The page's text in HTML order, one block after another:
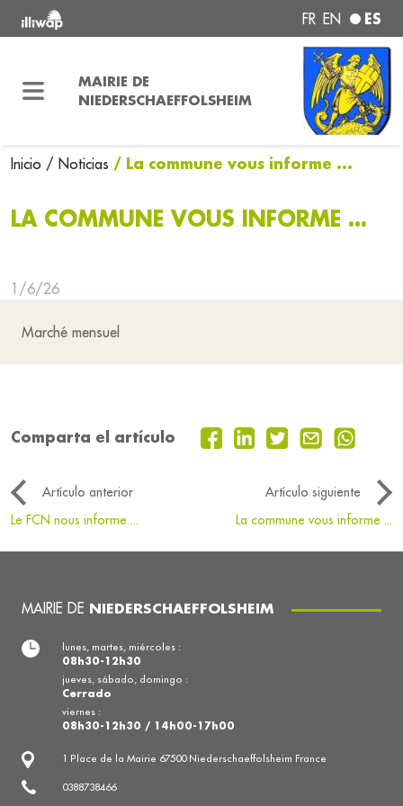
FR EN ES
MAIRIE DE
NIEDERSCHAEFFOLSHEIM
Inicio / Noticias / La commune vous informe ...
LA COMMUNE VOUS INFORME ...
1/6/26
Marché mensuel
Comparta el artículo
Artículo anterior
Artículo siguiente
Le FCN nous informe ...
La commune vous informe ...
MAIRIE DE NIEDERSCHAEFFOLSHEIM
1 Place de la Mairie 67500 Niederschaeffolsheim France
0388738466
lunes, martes, miércoles :
08h30-12h30
jueves, sábado, domingo :
Cerrado
viernes :
08h30-12h30 / 14h00-17h00